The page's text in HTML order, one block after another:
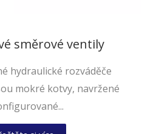
směrové ventily
hydraulické rozváděče
mokré kotvy, navržené